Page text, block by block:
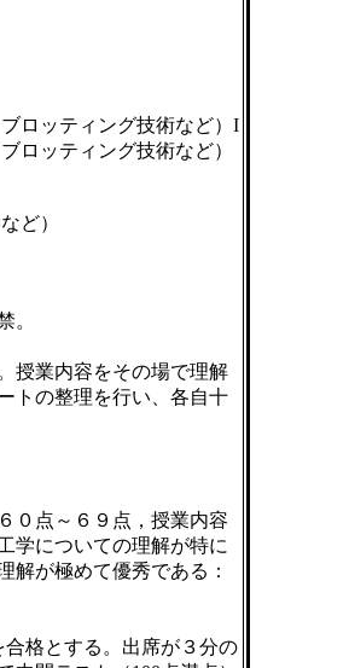
ロッティング技術など）I
ロッティング技術など）
ど）
。
授業内容をその場で理解
トの整理を行い、各自十
０点～６９点，授業内容
学についての理解が特に
解が極めて優秀である：
格とする。出席が３分の